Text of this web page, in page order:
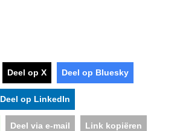
Deel op X Deel op Bluesky
Deel op LinkedIn
Deel via e-mail Link kopiëren